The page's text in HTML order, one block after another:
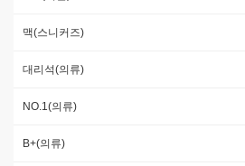
맥(스니커즈)
대리석(의류)
NO.1(의류)
B+(의류)